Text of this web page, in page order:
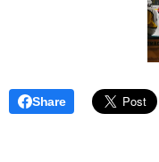
Share